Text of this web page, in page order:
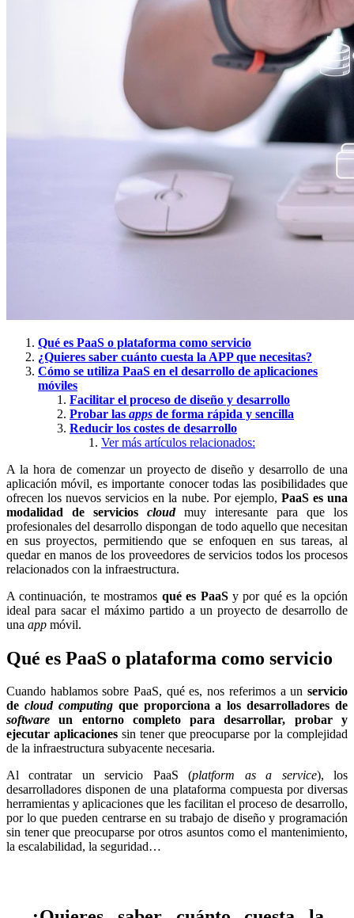
Qué es PaaS o plataforma como servicio
¿Quieres saber cuánto cuesta la APP que necesitas?
Cómo se utiliza PaaS en el desarrollo de aplicaciones
móviles
Facilitar el proceso de diseño y desarrollo
Probar las apps de forma rápida y sencilla
Reducir los costes de desarrollo
Ver más artículos relacionados:
A la hora de comenzar un proyecto de diseño y desarrollo de una
aplicación móvil, es importante conocer todas las posibilidades que
ofrecen los nuevos servicios en la nube. Por ejemplo, PaaS es una
modalidad de servicios cloudmuy interesante para que los
profesionales del desarrollo dispongan de todo aquello que necesitan
en sus proyectos, permitiendo que se enfoquen en sus tareas, al
quedar en manos de los proveedores de servicios todos los procesos
relacionados con la infraestructura.
A continuación, te mostramos qué es PaaSy por qué es la opción
ideal para sacar el máximo partido a un proyecto de desarrollo de
una app móvil.
Qué es PaaS o plataforma como servicio
Cuando hablamos sobre PaaS, qué es, nos referimos a un servicio
de cloud computingque proporciona a los desarrolladores de
software un entorno completo para desarrollar, probar y
ejecutar aplicacionessin tener que preocuparse por la complejidad
de la infraestructura subyacente necesaria.
Al contratar un servicio PaaS (platform as a service), los
desarrolladores disponen de una plataforma compuesta por diversas
herramientas y aplicaciones que les facilitan el proceso de desarrollo,
por lo que pueden centrarse en su trabajo de diseño y programación
sin tener que preocuparse por otros asuntos como el mantenimiento,
la escalabilidad, la seguridad…